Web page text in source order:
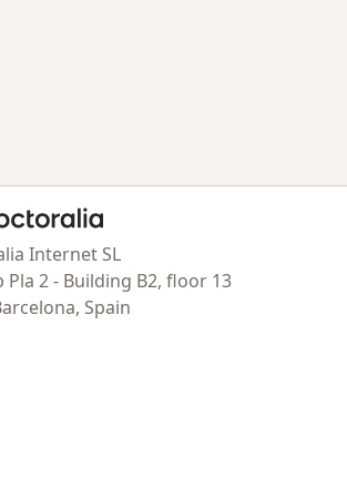
Página de inicio
Internet SL
Pla 2 - Building B2, floor 13
Spain